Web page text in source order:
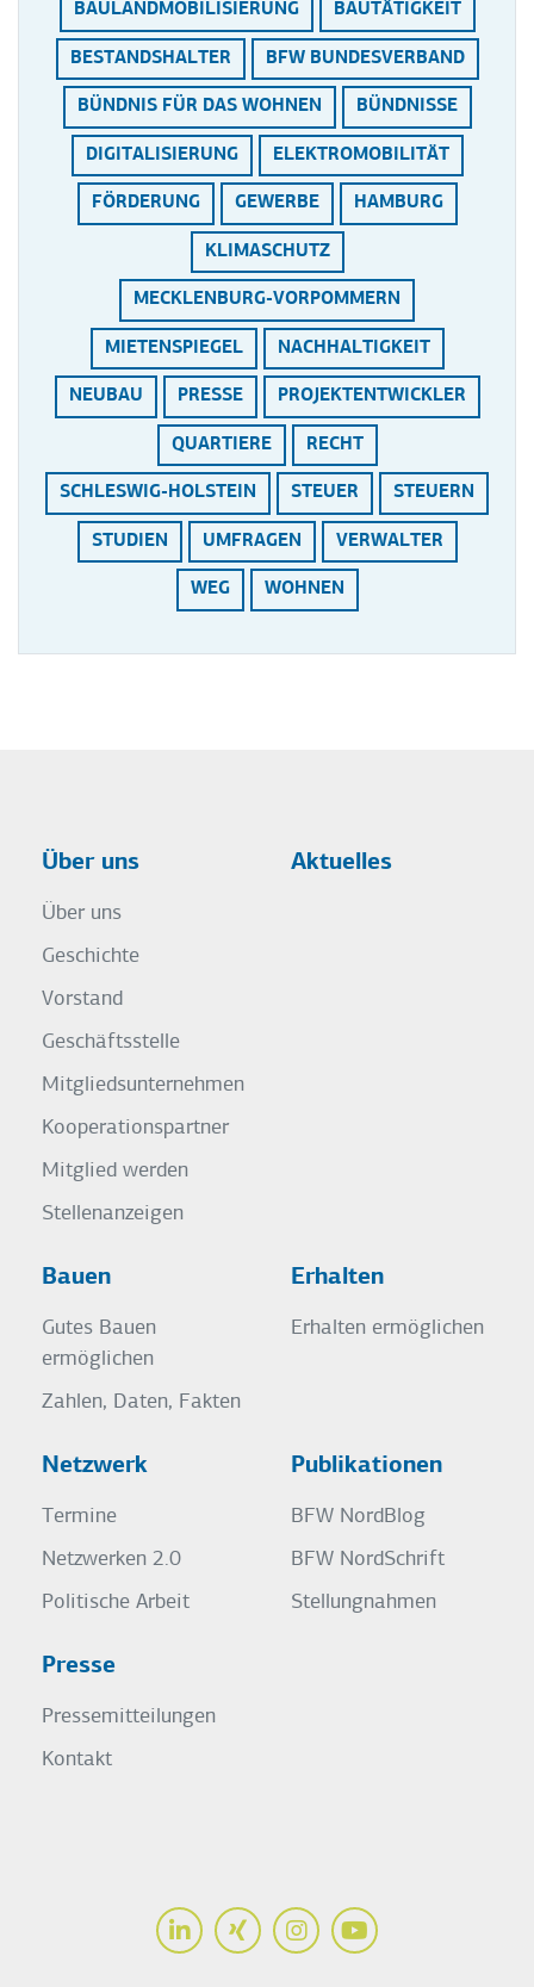
BAULANDMOBILISIERUNG BAUTÄTIGKEIT
BESTANDSHALTER BFW BUNDESVERBAND
BÜNDNIS FÜR DAS WOHNEN BÜNDNISSE
DIGITALISIERUNG ELEKTROMOBILITÄT
FÖRDERUNG GEWERBE HAMBURG
KLIMASCHUTZ
MECKLENBURG-VORPOMMERN
MIETENSPIEGEL NACHHALTIGKEIT
NEUBAU PRESSE PROJEKTENTWICKLER
QUARTIERE RECHT
SCHLESWIG-HOLSTEIN STEUER STEUERN
STUDIEN UMFRAGEN VERWALTER
WEG WOHNEN
Über uns
Über uns
Geschichte
Vorstand
Geschäftsstelle
Mitgliedsunternehmen
Kooperationspartner
Mitglied werden
Stellenanzeigen
Aktuelles
Bauen
Gutes Bauen
ermöglichen
Zahlen, Daten, Fakten
Erhalten
Erhalten ermöglichen
Netzwerk
Termine
Netzwerken 2.0
Politische Arbeit
Publikationen
BFW NordBlog
BFW NordSchrift
Stellungnahmen
Presse
Pressemitteilungen
Kontakt
LinkedInXing InstagramYoutube